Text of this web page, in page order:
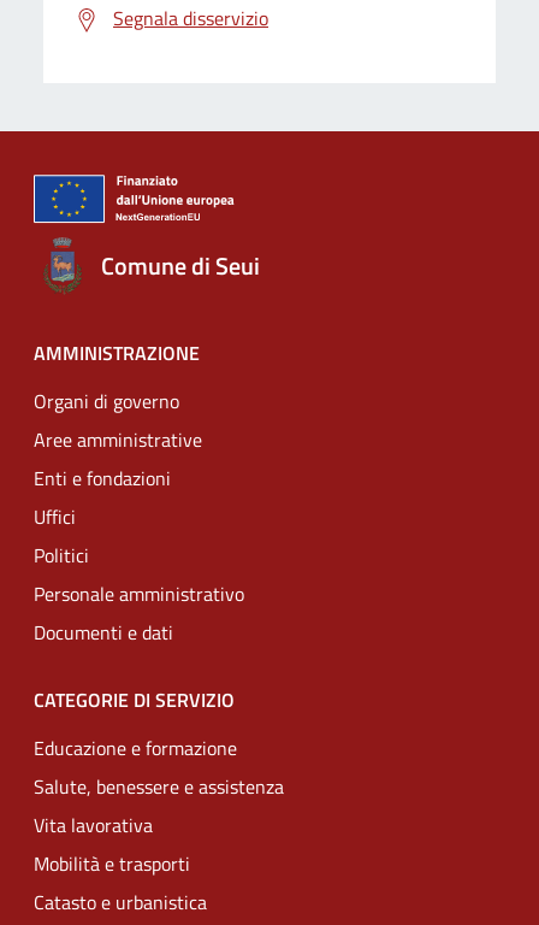
Segnala disservizio
Comune di Seui
AMMINISTRAZIONE
Organi di governo
Aree amministrative
Enti e fondazioni
Uffici
Politici
Personale amministrativo
Documenti e dati
CATEGORIE DI SERVIZIO
Educazione e formazione
Salute, benessere e assistenza
Vita lavorativa
Mobilità e trasporti
Catasto e urbanistica